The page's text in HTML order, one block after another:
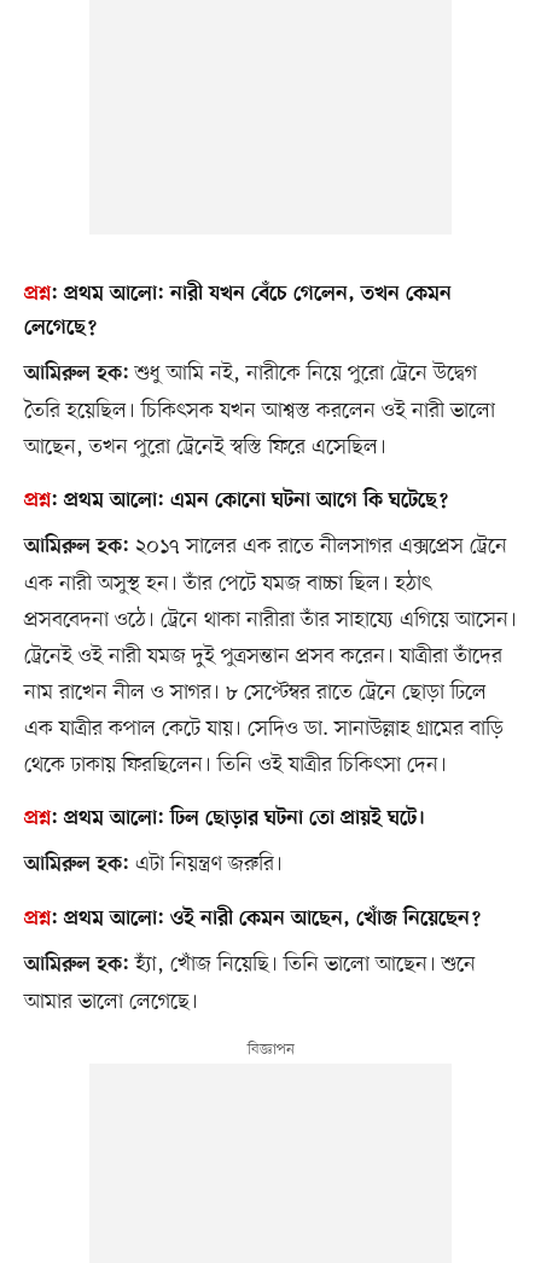
প্রশ্ন: প্রথম আলো: নারী যখন বেঁচে গেলেন, তখন কেমন
লেগেছে?
আমিরুল হক: শুধু আমি নই, নারীকে নিয়ে পুরো ট্রেনে উদ্বেগ
তৈরি হয়েছিল। চিকিৎসক যখন আশ্বস্ত করলেন ওই নারী ভালো
আছেন, তখন পুরো ট্রেনেই স্বস্তি ফিরে এসেছিল।
প্রশ্ন: প্রথম আলো: এমন কোনো ঘটনা আগে কি ঘটেছে?
আমিরুল হক: ২০১৭ সালের এক রাতে নীলসাগর এক্সপ্রেস ট্রেনে
এক নারী অসুস্থ হন। তাঁর পেটে যমজ বাচ্চা ছিল। হঠাৎ
প্রসববেদনা ওঠে। ট্রেনে থাকা নারীরা তাঁর সাহায্যে এগিয়ে আসেন।
ট্রেনেই ওই নারী যমজ দুই পুত্রসন্তান প্রসব করেন। যাত্রীরা তাঁদের
নাম রাখেন নীল ও সাগর। ৮ সেপ্টেম্বর রাতে ট্রেনে ছোড়া ঢিলে
এক যাত্রীর কপাল কেটে যায়। সেদিও ডা. সানাউল্লাহ গ্রামের বাড়ি
থেকে ঢাকায় ফিরছিলেন। তিনি ওই যাত্রীর চিকিৎসা দেন।
প্রশ্ন: প্রথম আলো: ঢিল ছোড়ার ঘটনা তো প্রায়ই ঘটে।
আমিরুল হক: এটা নিয়ন্ত্রণ জরুরি।
প্রশ্ন: প্রথম আলো: ওই নারী কেমন আছেন, খোঁজ নিয়েছেন?
আমিরুল হক: হ্যাঁ, খোঁজ নিয়েছি। তিনি ভালো আছেন। শুনে
আমার ভালো লেগেছে।